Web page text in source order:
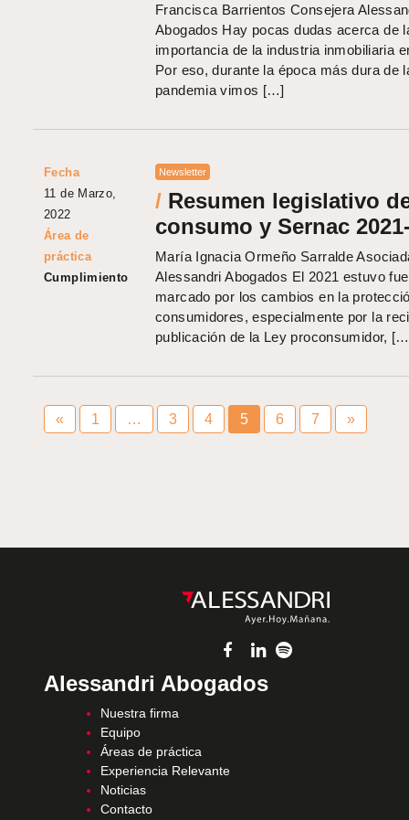
Francisca Barrientos Consejera
Abogados Hay pocas dudas acerca de
importancia de la industria inmobiliaria
Por eso, durante la época más dura de
pandemia vimos […]
Fecha
11 de Marzo,
2022
Área de
práctica
Cumplimiento
Newsletter
/ Resumen legislativo
consumo y Sernac
María Ignacia Ormeño Sarralde
Alessandri Abogados El 2021 estuvo
marcado por los cambios en la
consumidores, especialmente por la
publicación de la Ley proconsumidor,
« 1 … 3 4 5 6 7 »
Alessandri Abogados
Nuestra firma
Equipo
Áreas de práctica
Experiencia Relevante
Noticias
Contacto